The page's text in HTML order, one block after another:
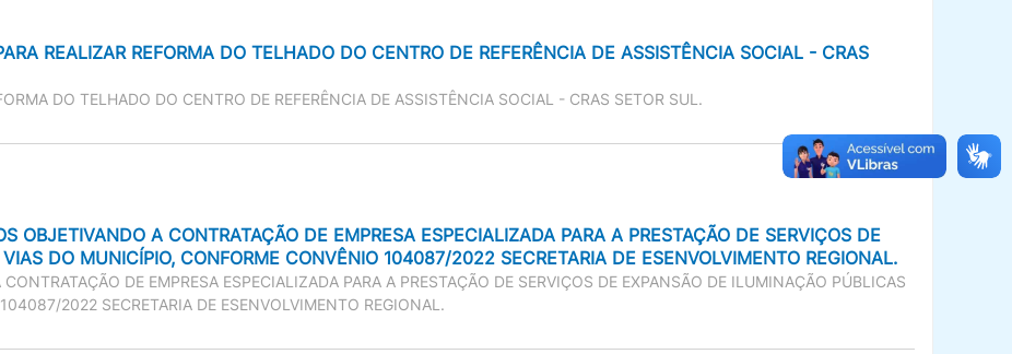
REALIZAR REFORMA DO TELHADO DO CENTRO DE REFERÊNCIA DE ASSISTÊNCIA SOCIAL - CRAS
DO TELHADO DO CENTRO DE REFERÊNCIA DE ASSISTÊNCIA SOCIAL - CRAS SETOR SUL.
A CONTRATAÇÃO DE EMPRESA ESPECIALIZADA PARA A PRESTAÇÃO DE SERVIÇOS DE
DO MUNICÍPIO, CONFORME CONVÊNIO 104087/2022 SECRETARIA DE ESENVOLVIMENTO REGIONAL.
DE EMPRESA ESPECIALIZADA PARA A PRESTAÇÃO DE SERVIÇOS DE EXPANSÃO DE ILUMINAÇÃO PÚBLICAS
2022 SECRETARIA DE ESENVOLVIMENTO REGIONAL.